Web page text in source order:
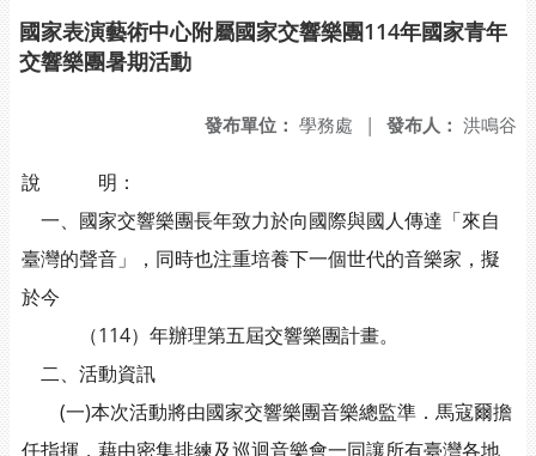
國家表演藝術中心附屬國家交響樂團114年國家青年
交響樂團暑期活動
發布人： 洪鳴谷
發布單位： 學務處 |
說 明：
一、國家交響樂團長年致力於向國際與國人傳達「來自
臺灣的聲音」，同時也注重培養下一個世代的音樂家，擬
於今
（114）年辦理第五屆交響樂團計畫。
二、活動資訊
(一)本次活動將由國家交響樂團音樂總監準．馬寇爾擔
任指揮，藉由密集排練及巡迴音樂會一同讓所有臺灣各地